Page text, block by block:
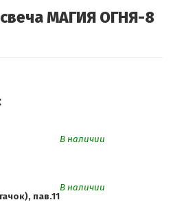
МАГИЯ ОГНЯ-8
В наличии
В наличии
пав.11